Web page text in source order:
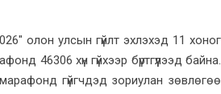
олон улсын гүйлт эхлэхэд 11 хоног
46306 хүн гүйхээр бүртгүүлээд байна.
гүйгчдэд зориулан зөвлөгөө